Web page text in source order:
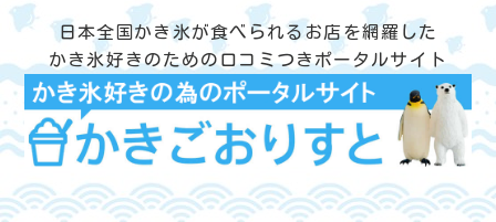
日本全国かき氷が食べられるお店を網羅した
かき氷好きのための口コミつきポータルサイト